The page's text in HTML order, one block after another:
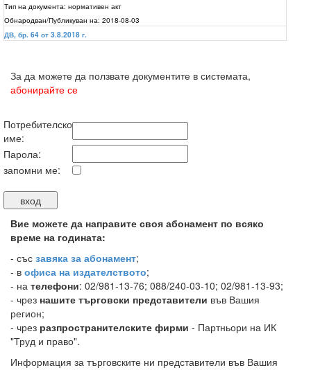
Тип на документа: нормативен акт
Обнародван/Публикуван на: 2018-08-03
ДВ, бр. 64 от 3.8.2018 г.
За да можете да ползвате документите в системата,
абонирайте се
Потребителско
име:
Парола:
запомни ме:
Вие можете да направите своя абонамент по всяко
време на годината:
- със завяка за абонамент;
- в офиса на издателството;
- на телефони: 02/981-13-76; 088/240-03-10; 02/981-13-93;
- чрез нашите търговски представители във Вашия
регион;
- чрез разпространителските фирми - Партньори на ИК
"Труд и право".
Информация за търговските ни представители във Вашия